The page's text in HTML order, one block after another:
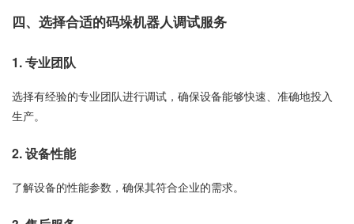
四、选择合适的码垛机器人调试服务
1. 专业团队
选择有经验的专业团队进行调试，确保设备能够快速、准确地投入
生产。
2. 设备性能
了解设备的性能参数，确保其符合企业的需求。